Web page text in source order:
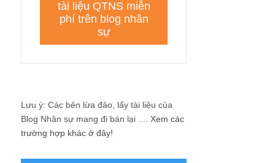
Lưu ý: Các bên lừa đảo, lấy tài liệu của
Blog Nhân sự mang đi bán lại .... Xem các
trường hợp khác ở đây!